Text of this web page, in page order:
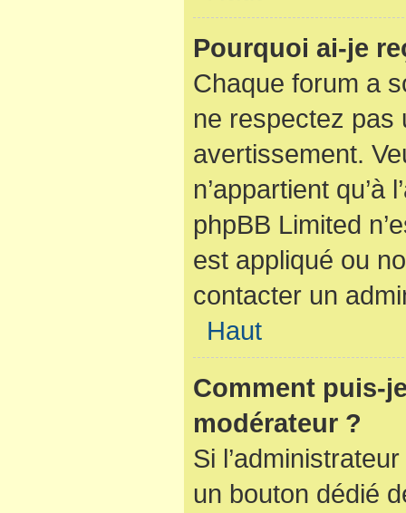
Pourquoi ai-je
Chaque forum a
ne respectez pas
avertissement.
n’appartient
phpBB Limited
est appliqué ou
contacter un
Haut
Comment puis-
modérateur ?
Si
un bouton dédié